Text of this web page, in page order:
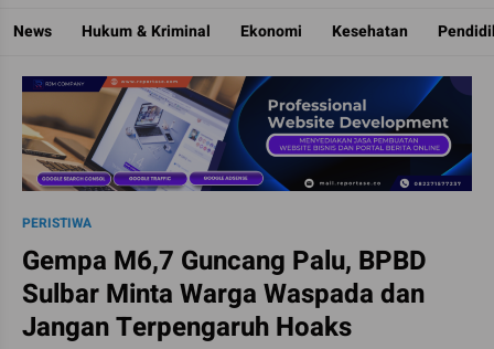
Reportase
Mengulas Fakta Di Balik Cerita
News Hukum & Kriminal Ekonomi Kesehatan
PERISTIWA
Gempa M6,7 Guncang Palu, BPBD
Sulbar Minta Warga Waspada dan
Jangan Terpengaruh Hoaks